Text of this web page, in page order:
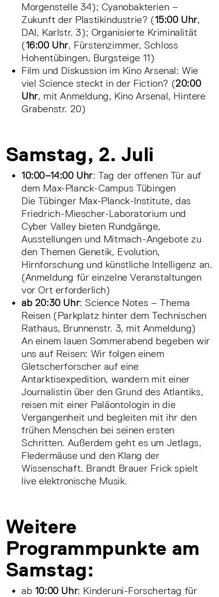
Morgenstelle 34); Cyanobakterien –
Zukunft der Plastikindustrie? (15:00 Uhr,
DAI, Karlstr. 3); Organisierte Kriminalität
(16:00 Uhr, Fürstenzimmer, Schloss
Hohentübingen, Burgsteige 11)
Film und Diskussion im Kino Arsenal: Wie
viel Science steckt in der Fiction? (20:00
Uhr, mit Anmeldung, Kino Arsenal, Hintere
Grabenstr. 20)
Samstag, 2. Juli
10:00–14:00 Uhr: Tag der offenen Tür auf
dem Max-Planck-Campus Tübingen
Die Tübinger Max-Planck-Institute, das
Friedrich-Miescher-Laboratorium und
Cyber Valley bieten Rundgänge,
Ausstellungen und Mitmach-Angebote zu
den Themen Genetik, Evolution,
Hirnforschung und künstliche Intelligenz an.
(Anmeldung für einzelne Veranstaltungen
vor Ort erforderlich)
ab 20:30 Uhr: Science Notes – Thema
Reisen (Parkplatz hinter dem Technischen
Rathaus, Brunnenstr. 3, mit Anmeldung)
An einem lauen Sommerabend begeben wir
uns auf Reisen: Wir folgen einem
Gletscherforscher auf eine
Antarktisexpedition, wandern mit einer
Journalistin über den Grund des Atlantiks,
reisen mit einer Paläontologin in die
Vergangenheit und begleiten mit ihr den
frühen Menschen bei seinen ersten
Schritten. Außerdem geht es um Jetlags,
Fledermäuse und den Klang der
Wissenschaft. Brandt Brauer Frick spielt
live elektronische Musik.
Weitere
Programmpunkte am
Samstag:
ab 10:00 Uhr: Kinderuni-Forschertag für